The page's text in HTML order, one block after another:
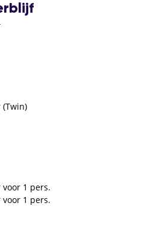
(Twin)
voor 1 pers.
voor 1 pers.